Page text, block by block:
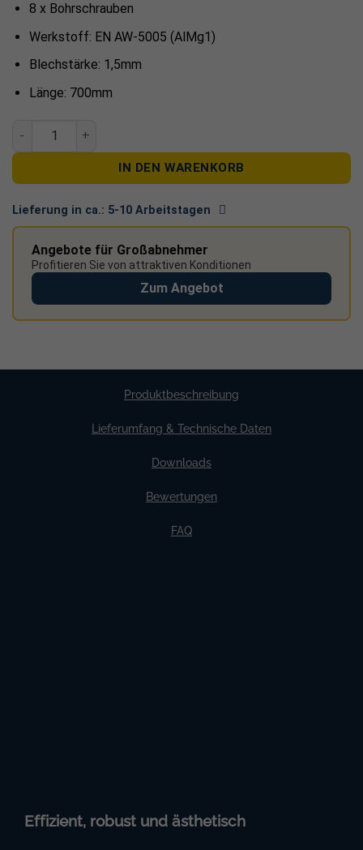
8 x Bohrschrauben
Werkstoff: EN AW-5005 (AlMg1)
Blechstärke: 1,5mm
Länge: 700mm
FlatFlex Längsverbinder Menge
IN DEN WARENKORB
Lieferung in ca.: 5-10 Arbeitstagen
Angebote für Großabnehmer
Profitieren Sie von attraktiven Konditionen
Zum Angebot
Produktbeschreibung
Lieferumfang & Technische Daten
Downloads
Bewertungen
FAQ
Effizient, robust und ästhetisch